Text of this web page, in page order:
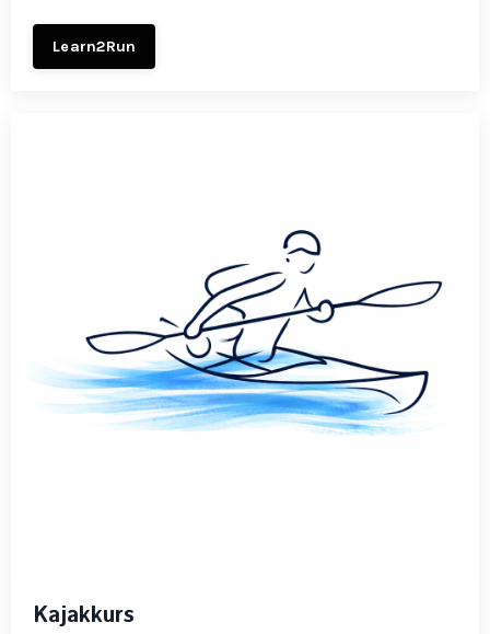
Learn2Run
Kajakkurs